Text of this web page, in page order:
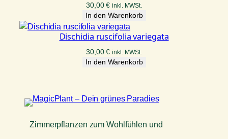
30,00€ inkl. MWSt.
In den Warenkorb
Dischidia ruscifolia variegata
30,00€ inkl. MWSt.
In den Warenkorb
Zimmerpflanzen zum Wohlfühlen und